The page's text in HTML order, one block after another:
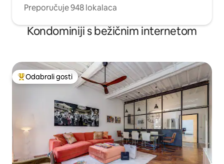
Preporučuje 948 lokalaca
Kondominiji s bežičnim internetom
Među najviše rangiranima s oznakom „Odabrali gosti”
Odabrali gosti